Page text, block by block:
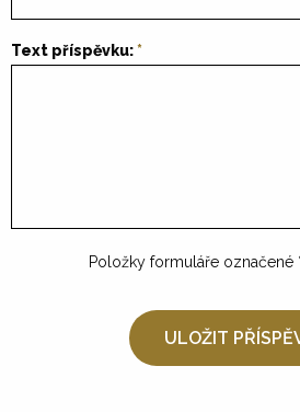
Text příspěvku:
Položky formuláře označené